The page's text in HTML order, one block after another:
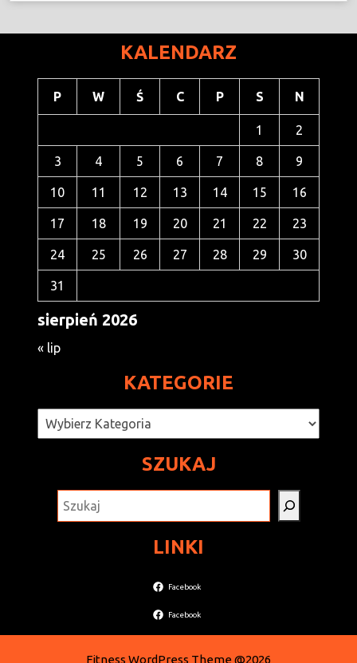
KALENDARZ
sierpień 2026
P W Ś C P S N
1 2
3 4 5 6 7 8 9
10 11 12 13 14 15 16
17 18 19 20 21 22 23
24 25 26 27 28 29 30
31
« lip
KATEGORIE
Kategorie
SZUKAJ
LINKI
Facebook
Facebook
Fitness WordPress Theme@2026